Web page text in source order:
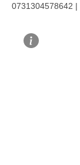
0731304578642 |